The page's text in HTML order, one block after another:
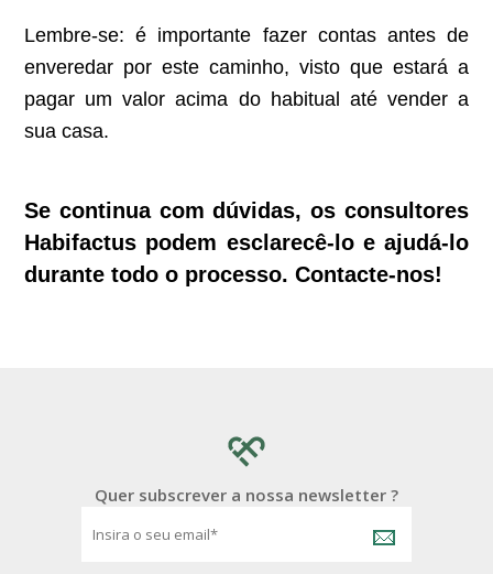
Lembre-se: é importante fazer contas antes de
enveredar por este caminho, visto que estará a
pagar um valor acima do habitual até vender a
sua casa.
Se continua com dúvidas, os consultores
Habifactus podem esclarecê-lo e ajudá-lo
durante todo o processo. Contacte-nos!
Quer subscrever a nossa newsletter ?